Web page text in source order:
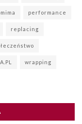
performance
replacing
wrapping